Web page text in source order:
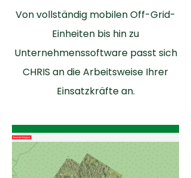
Von vollständig mobilen Off-Grid-
Einheiten bis hin zu
Unternehmenssoftware passt sich
CHRIS an die Arbeitsweise Ihrer
Einsatzkräfte an.